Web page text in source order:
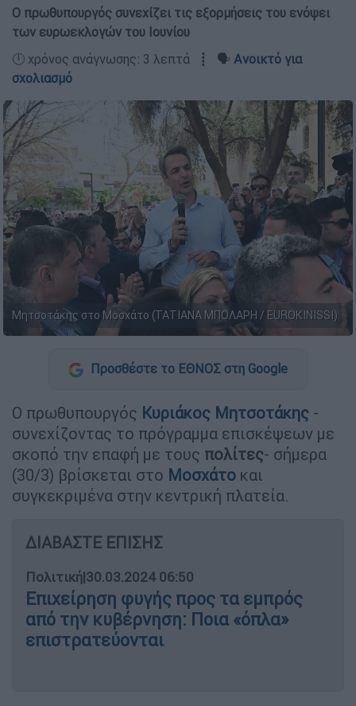
Ο πρωθυπουργός συνεχίζει τις εξορμήσεις του ενόψει
των ευρωεκλογών του Ιουνίου
🕛 χρόνος ανάγνωσης: 3 λεπτά ┋ 🗣️ Ανοικτό για
σχολιασμό
Mητσοτάκης στο Μοσχάτο (ΤΑΤΙΑΝΑ ΜΠΟΛΑΡΗ / EUROKINISSI)
Προσθέστε το ΕΘΝΟΣ στη Google
Ο πρωθυπουργός Κυριάκος Μητσοτάκης -
συνεχίζοντας το πρόγραμμα επισκέψεων με
σκοπό την επαφή με τους πολίτες- σήμερα
(30/3) βρίσκεται στο Μοσχάτο και
συγκεκριμένα στην κεντρική πλατεία.
ΔΙΑΒΑΣΤΕ ΕΠΙΣΗΣ
Πολιτική|30.03.2024 06:50
Επιχείρηση φυγής προς τα εμπρός
από την κυβέρνηση: Ποια «όπλα»
επιστρατεύονται